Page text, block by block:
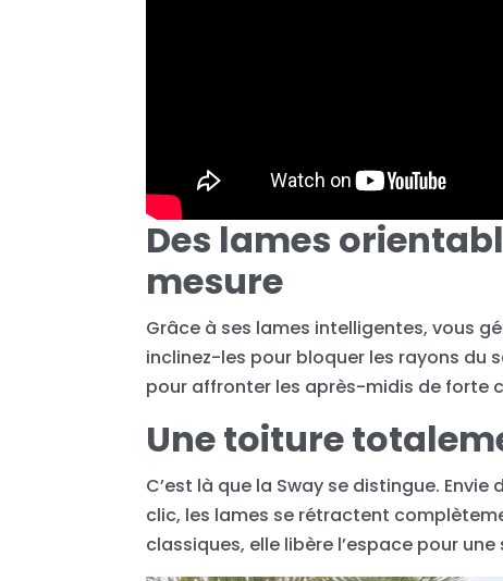
Des lames
mesure
Grâce à ses lames intelligentes, vous
inclinez-les pour bloquer les rayons du
pour affronter les après-midis de forte
Une toiture
C’est là que la Sway se distingue.
clic, les lames se rétractent
classiques, elle libère l’espace pour